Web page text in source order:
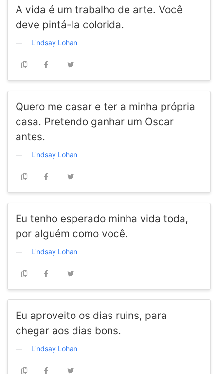
A vida é um trabalho de arte. Você
deve pintá-la colorida.
Lindsay Lohan
Quero me casar e ter a minha própria
casa. Pretendo ganhar um Oscar
antes.
Lindsay Lohan
Eu tenho esperado minha vida toda,
por alguém como você.
Lindsay Lohan
Eu aproveito os dias ruins, para
chegar aos dias bons.
Lindsay Lohan